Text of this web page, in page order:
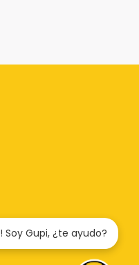
Soy Gupi, ¿te ayudo?